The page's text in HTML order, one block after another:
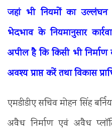
जहां भी नियमों का उल्लंघन
भेदभाव के नियमानुसार
अपील है कि किसी भी
अवश्य प्राप्त करें तथा विकास
एमडीडीए सचिव मोहन सिंह
अवैध निर्माण एवं अवैध